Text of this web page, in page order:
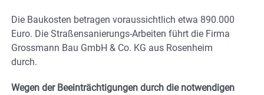
Die Baukosten betragen voraussichtlich etwa 890.000
Euro. Die Straßensanierungs-Arbeiten führt die Firma
Grossmann Bau GmbH & Co. KG aus Rosenheim
durch.
Wegen der Beeinträchtigungen durch die notwendigen